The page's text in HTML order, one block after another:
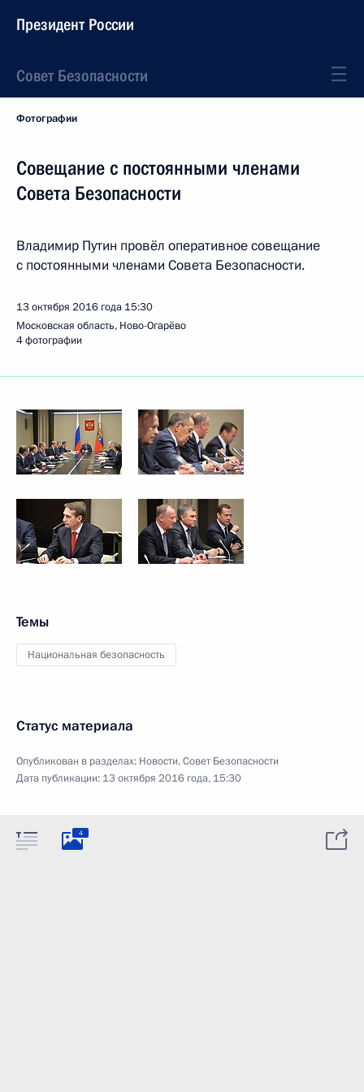
Президент России
Совет Безопасности
Фотографии
Совещание с постоянными членами
Совета Безопасности
Владимир Путин провёл оперативное совещание
с постоянными членами Совета Безопасности.
13 октября 2016 года 15:30
Московская область, Ново-Огарёво
4 фотографии
Темы
Национальная безопасность
Статус материала
Опубликован в разделах: Новости,Совет Безопасности
Дата публикации: 13 октября 2016 года, 15:30
4